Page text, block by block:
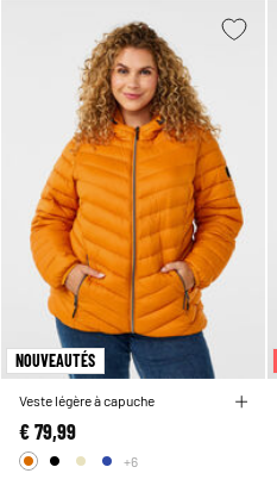
NOUVEAUTÉS
Veste légère à capuche
€ 79,99
+6